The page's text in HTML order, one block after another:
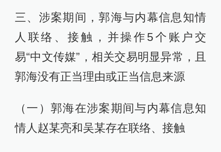
三、涉案期间，郭海与内幕信息知情
人联络、接触，并操作5个账户交
易“中文传媒”，相关交易明显异常，且
郭海没有正当理由或正当信息来源
（一）郭海在涉案期间与内幕信息知
情人赵某亮和吴某存在联络、接触